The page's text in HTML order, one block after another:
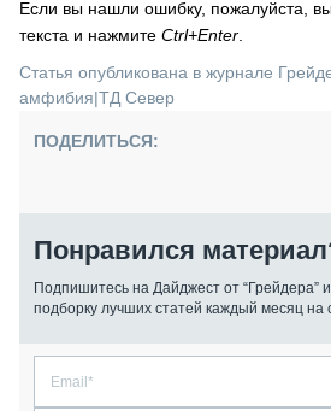
Если вы нашли ошибку, пожалуйста,
текста и нажмите Ctrl+Enter
Статья опубликована в журнале
амфибия|ТД Север
ПОДЕЛИТЬСЯ:
Понравился
Подпишитесь на Дайджест от “Грейдера”
подборку лучших статей каждый месяц на